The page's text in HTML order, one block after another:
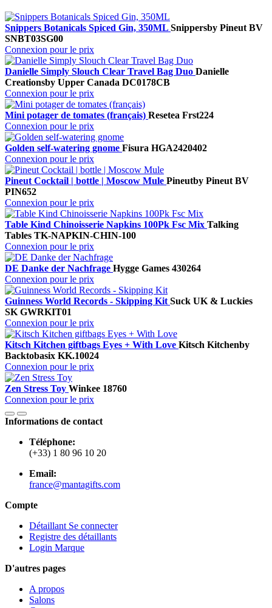
Snippers Botanicals Spiced Gin, 350ML Snippersby Pineut BV
SNBT03SG00
Connexion pour le prix
Danielle Simply Slouch Clear Travel Bag Duo Danielle
Creationsby Upper Canada DC0178CB
Connexion pour le prix
Mini potager de tomates (français) Resetea Frst224
Connexion pour le prix
Golden self-watering gnome Fisura HGA2420402
Connexion pour le prix
Pineut Cocktail | bottle | Moscow Mule Pineutby Pineut BV
PIN652
Connexion pour le prix
Table Kind Chinoisserie Napkins 100Pk Fsc Mix Talking
Tables TK-NAPKIN-CHIN-100
Connexion pour le prix
DE Danke der Nachfrage Hygge Games 430264
Connexion pour le prix
Guinness World Records - Skipping Kit Suck UK & Luckies
SK GWRKIT01
Connexion pour le prix
Kitsch Kitchen giftbags Eyes + With Love Kitsch Kitchenby
Backtobasix KK.10024
Connexion pour le prix
Zen Stress Toy Winkee 18760
Connexion pour le prix
Informations de contact
Téléphone:
(+33) 1 80 96 10 20
Email:
france@mantagifts.com
Compte
Détaillant Se connecter
Registre des détaillants
Login Marque
D'autres pages
A propos
Salons